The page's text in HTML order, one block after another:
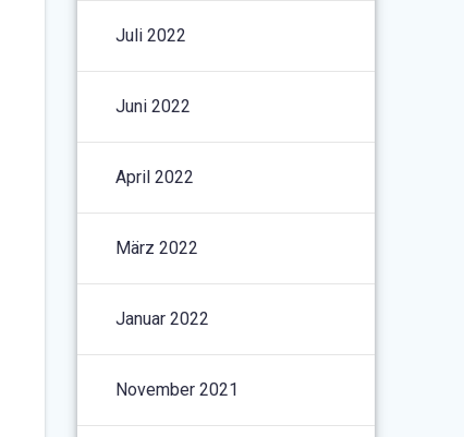
Juli 2022
Juni 2022
April 2022
März 2022
Januar 2022
November 2021